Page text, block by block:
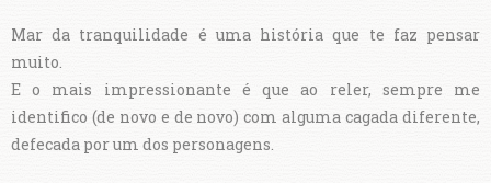
Mar da tranquilidade é uma história que te faz pensar
muito.
E o mais impressionante é que ao reler, sempre me
identifico (de novo e de novo) com alguma cagada diferente,
defecada por um dos personagens.